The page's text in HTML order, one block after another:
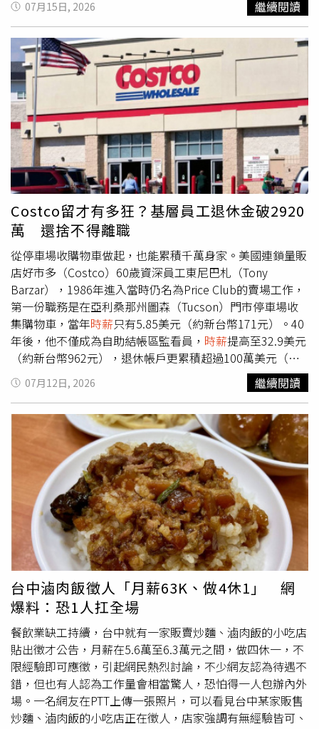
償50萬元；補習班沒遵照性別平等法的規定設置性騷擾申訴
機制，導致她求助無門，她在另一件工資與勞健保的官司
中，已提及老闆性騷，老闆卻沒立刻採取補救措施，新北市
政府評議後亦審定補習班違規，這部分也要求償50萬元，合
計100萬。補習班老闆答辯，愛心貼圖不分男女他都會傳，
用意是傳達友好、感謝、鼓勵；「lp比雞腿」不具有性意
涵，當時他跟女老師討論收費問題，他認為女老師跟其他教
師的認真程度完全不同，所以費用不同，實際上女老師在職
期間從未反映不舒服或申訴性騷擾。法院看完雙方對話之
後，採信補習班老闆的說詞，愛心貼圖在Line中頗為常見，
不屬於性要求、具有性意味或性別歧視的言詞，因此不算是
性騷擾。至於「lp（即𡳞脬）比雞腿」，法官指出，來自於
台語俗諺「𡳞鳥比雞腿」，意指不同事物完全無法比較，補
習班老闆和女老師爭執排課、
老師與其他老師的表現無法比較，言語固然粗俗，但對照前
後文脈絡，看不出有什麼性要求、性意味或性別歧視，並非
性騷擾。新北市府雖審定補習班違反性平法，但北院指出，
女老師可獲賠償的前提是「性騷擾行為被害人」，既然補習
班老闆不構成性騷，女老師何來損害？即使補習班沒盡到補
救義務，頂多違背行政法規，不足以認定女老師求償合理。
本案尚未確定，可上訴高等法院。
員預估報酬，以及取餐、送達地點。foodpanda初估，平均
每筆訂單成本可能增加30%至50%，但實際是否調整外送
費，仍須等新制上路後觀察營運數據；Uber Eats則先前已
通知合作商家調高服務費，並曾推估疊單限制可能使每單外
送費增加約20元。另外，新法要求外送報酬須獨立計算，也
讓平台與商家擔心，過去常見的疊單配送模式恐受到限制。
平台業者認為，一旦外送效率下降，配送成本就可能被墊
高，最後反映在消費者支付的外送費，或商家負擔的服務費
上。除了消費者，店家抽成也跟著調漲。全國外送產業工會
上月發布聲明指出，Uber Eats發信給合作店家，稱因應外
送專法，平台必須調整收費機制，7月21日起抽成將一次性
調漲2.5%，並設定35％抽成上限。
07月15日, 2026 繼續閱讀
Costco留才有多狂？基層員工退休金破2920
萬 還捨不得離職
從停車場收購物車做起，也能累積千萬身家。美國連鎖量販
店好市多（Costco）60歲資深員工東尼巴札（Tony
Barzar），1986年進入當時仍名為Price Club的賣場工作，
第一份職務是在亞利桑那州圖森（Tucson）門市停車場收
集購物車，當年時薪只有5.85美元（約新台幣171元）。40
年後，他不僅成為自助結帳區監看員， 時薪提高至32.9美元
（約新台幣962元），退休帳戶更累積超過100萬美元（約
新台幣2920萬元），成為Costco長期留才制度的最佳見
證。《Entrepreneur》引述《華爾街日報》報導指出，巴札
在Price Club服務多年後，1993年隨著Price Club與Costco
合併，退休制度也由原本的退休金改為401(k)退休儲蓄計
畫。隨著多年持續投入，加上Costco股價一路攀升，自
2008年至今累計漲幅超過2000%，讓他的退休資產大幅增
值，最終跨過百萬美元門檻。巴札表示，自己從未想過一家
人能有今天的生活，如今除了擁有一棟附設游泳池的三房住
宅，過去10年還曾兩度前往歐洲旅遊。他坦言，即使現在已
具備退休條件，也沒有離開公司的打算，「我可以退休，但
退休後要做什麼？Costco一直都對我很好，我從沒想過自
己和家人能走到今天。」巴札的故事並非個案。Costco財
務長蓋瑞米勒奇普（Gary Millerchip）透露，目前已有數以
千計的員工透過401(k)退休儲蓄計畫累積百萬美元以上資
產，不少人甚至能提早退休，而後續世代員工也持續累積相
同的經驗與福利。Costco之所以願意投入高成本照顧員
工，背後有明確的人才策略。公司認為，與其不斷招募、訓
練新人，不如提供優於同業的薪資與福利，讓員工願意長期
留任。根據《華爾街日報》統計，Costco員工到職一年後
的離職率約7%，遠低於美國零售業約60%的平均水準。除
了薪資外，公司也建立「Culture Coach（文化教練）」制
07月12日, 2026 繼續閱讀
台中滷肉飯徵人「月薪63K、做4休1」 網
爆料：恐1人扛全場
餐飲業缺工持續，台中就有一家販賣炒麵、滷肉飯的小吃店
貼出徵才公告，月薪在5.6萬至6.3萬元之間，做四休一，不
限經驗即可應徵，引起網民熱烈討論，不少網友認為待遇不
錯，但也有人認為工作量會相當驚人，恐怕得一人包辦內外
場。一名網友在PTT上傳一張照片，可以看見台中某家販售
炒麵、滷肉飯的小吃店正在徵人，店家強調有無經驗皆可、